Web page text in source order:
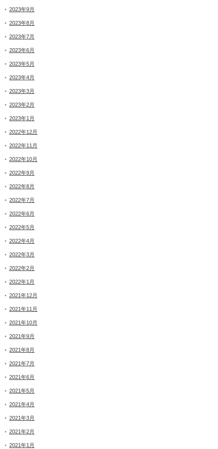
2023年9月
2023年8月
2023年7月
2023年6月
2023年5月
2023年4月
2023年3月
2023年2月
2023年1月
2022年12月
2022年11月
2022年10月
2022年9月
2022年8月
2022年7月
2022年6月
2022年5月
2022年4月
2022年3月
2022年2月
2022年1月
2021年12月
2021年11月
2021年10月
2021年9月
2021年8月
2021年7月
2021年6月
2021年5月
2021年4月
2021年3月
2021年2月
2021年1月